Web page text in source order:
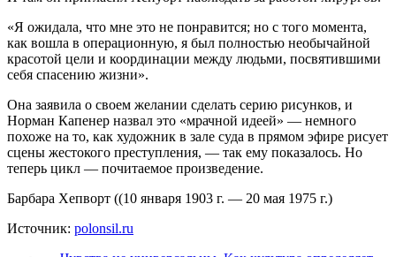
«Я ожидала, что мне это не понравится; но с того момента,
как вошла в операционную, я был полностью необычайной
красотой цели и координации между людьми, посвятившими
себя спасению жизни».
Она заявила о своем желании сделать серию рисунков, и
Норман Капенер назвал это «мрачной идеей» — немного
похоже на то, как художник в зале суда в прямом эфире рисует
сцены жестокого преступления, — так ему показалось. Но
теперь цикл — почитаемое произведение.
Барбара Хепворт ((10 января 1903 г. — 20 мая 1975 г.)
Источник: polonsil.ru